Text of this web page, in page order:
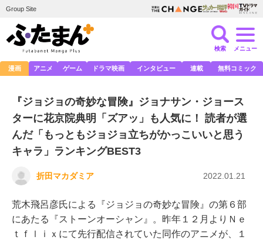
Group Site
検索 メニュー
漫画 アニメ ゲーム ドラマ映画 インタビュー 連載 無料コミック
『ジョジョの奇妙な冒険』ジョナサン・ジョース
ターに花京院典明「ズアッ」も人気に！ 読者が選
んだ「もっともジョジョ立ちがかっこいいと思う
キャラ」ランキングBEST3
折田マカダミア 2022.01.21
荒木飛呂彦氏による『ジョジョの奇妙な冒険』の第６部
にあたる『ストーンオーシャン』。昨年１２月よりＮｅ
ｔｆｌｉｘにて先行配信されていた同作のアニメが、１